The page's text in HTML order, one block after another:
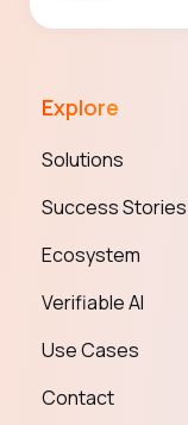
Explore
Solutions
Success Stories
Ecosystem
Verifiable AI
Use Cases
Contact